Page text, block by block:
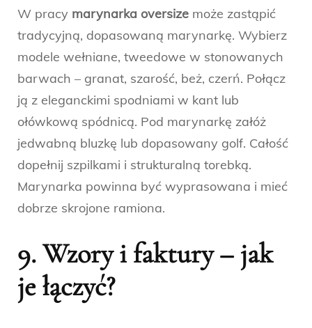
W pracy marynarka oversize może zastąpić
tradycyjną, dopasowaną marynarkę. Wybierz
modele wełniane, tweedowe w stonowanych
barwach – granat, szarość, beż, czerń. Połącz
ją z eleganckimi spodniami w kant lub
ołówkową spódnicą. Pod marynarkę załóż
jedwabną bluzkę lub dopasowany golf. Całość
dopełnij szpilkami i strukturalną torebką.
Marynarka powinna być wyprasowana i mieć
dobrze skrojone ramiona.
9. Wzory i faktury – jak
je łączyć?